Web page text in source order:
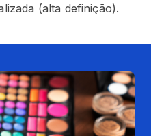
(alta definição).